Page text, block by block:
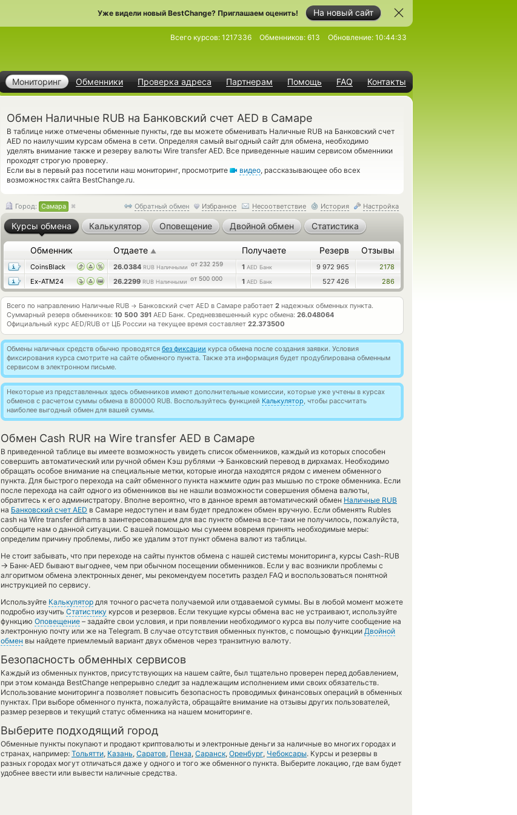
На новый сайт
Уже видели новый BestChange? Приглашаем оценить!
Мониторинг Обменники Проверка адреса Партнерам Помощь FAQ Контакты
Всего курсов: 1217336 Обменников: 613 Обновление: 10:44:33
Обмен Наличные RUB на Банковский счет AED в Самаре
В таблице ниже отмечены обменные пункты, где вы можете обменивать Наличные RUB на Банковский счет
AED по наилучшим курсам обмена в сети. Определяя самый выгодный сайт для обмена, необходимо
уделять внимание также и резерву валюты Wire transfer AED. Все приведенные нашим сервисом обменники
проходят строгую проверку.
Если вы в первый раз посетили наш мониторинг, просмотрите
видео, рассказывающее обо всех
возможностях сайта BestChange.ru.
Обратный обмен Избранное Несоответствие История Настройка
Город: Самара
Курсы обмена Калькулятор Оповещение Двойной обмен Статистика
Обменник Отдаете ▲ Получаете Резерв Отзывы
CoinsBlack 26.0384 RUB Наличными от 232 259 1 AED Банк 9 972 965
2178
Ex-ATM24
26.2299 RUB Наличными от 500 000 1 AED Банк 527 426 286
Всего по направлению Наличные RUB → Банковский счет AED в Самаре работает 2 надежных обменных пункта.
Суммарный резерв обменников: 10 500 391 AED Банк. Средневзвешенный курс обмена: 26.048064
Официальный курс AED/RUB от ЦБ России на текущее время составляет 22.373500
Обмены наличных средств обычно проводятся без фиксации курса обмена после создания заявки. Условия
фиксирования курса смотрите на сайте обменного пункта. Также эта информация будет продублирована обменным
сервисом в электронном письме.
Некоторые из представленных здесь обменников имеют дополнительные комиссии, которые уже учтены в курсах
обменов с расчетом суммы обмена в 800000 RUB. Воспользуйтесь функцией Калькулятор, чтобы рассчитать
наиболее выгодный обмен для вашей суммы.
Обмен Cash RUR на Wire transfer AED в Самаре
В приведенной таблице вы имеете возможность увидеть список обменников, каждый из которых способен
совершить автоматический или ручной обмен Кэш рублями → Банковский перевод в дирхамах. Необходимо
обращать особое внимание на специальные метки, которые иногда находятся рядом с именем обменного
пункта. Для быстрого перехода на сайт обменного пункта нажмите один раз мышью по строке обменника. Если
после перехода на сайт одного из обменников вы не нашли возможности совершения обмена валюты,
обратитесь к его администратору. Вполне вероятно, что в данное время автоматический обмен Наличные RUB
на Банковский счет AED в Самаре недоступен и вам будет предложен обмен вручную. Если обменять Rubles
cash на Wire transfer dirhams в заинтересовавшем для вас пункте обмена все-таки не получилось, пожалуйста,
сообщите нам о данной ситуации. С вашей помощью мы сумеем вовремя принять необходимые меры:
определим причину проблемы, либо же удалим этот пункт обмена валют из таблицы.
Не стоит забывать, что при переходе на сайты пунктов обмена с нашей системы мониторинга, курсы Cash-RUB
→ Банк-AED бывают выгоднее, чем при обычном посещении обменников. Если у вас возникли проблемы с
алгоритмом обмена электронных денег, мы рекомендуем посетить раздел FAQ и воспользоваться понятной
инструкцией по сервису.
Используйте Калькулятор для точного расчета получаемой или отдаваемой суммы. Вы в любой момент можете
подробно изучить Статистику курсов и резервов. Если текущие курсы обмена вас не устраивают, используйте
функцию Оповещение – задайте свои условия, и при появлении необходимого курса вы получите сообщение на
электронную почту или же на Telegram. В случае отсутствия обменных пунктов, с помощью функции Двойной
обмен вы найдете приемлемый вариант двух обменов через транзитную валюту.
Безопасность обменных сервисов
Каждый из обменных пунктов, присутствующих на нашем сайте, был тщательно проверен перед добавлением,
при этом команда BestChange непрерывно следит за надлежащим исполнением ими своих обязательств.
Использование мониторинга позволяет повысить безопасность проводимых финансовых операций в обменных
пунктах. При выборе обменного пункта, пожалуйста, обращайте внимание на отзывы других пользователей,
размер резервов и текущий статус обменника на нашем мониторинге.
Выберите подходящий город
Обменные пункты покупают и продают криптовалюты и электронные деньги за наличные во многих городах и
странах, например: Тольятти, Казань, Саратов, Пенза, Саранск, Оренбург, Чебоксары. Курсы и резервы в
разных городах могут отличаться даже у одного и того же обменного пункта. Выберите локацию, где вам будет
удобнее ввести или вывести наличные средства.